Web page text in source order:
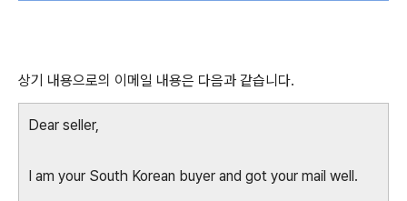
상기 내용으로의 이메일 내용은 다음과 같습니다.
Dear seller,
I am your South Korean buyer and got your mail well.